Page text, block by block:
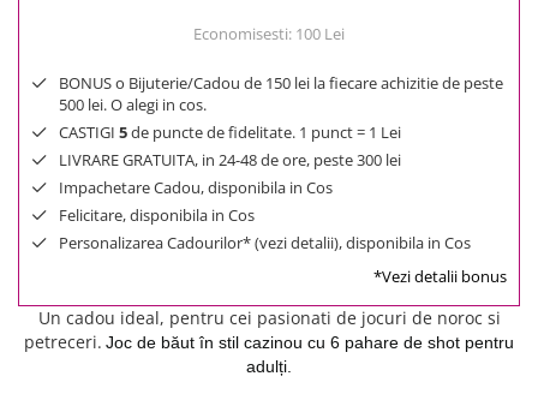
Economisesti: 100 Lei
BONUS o Bijuterie/Cadou de 150 lei la fiecare achizitie de peste
500 lei. O alegi in cos.
CASTIGI 5de puncte de fidelitate. 1 punct = 1 Lei
LIVRARE GRATUITA, in 24-48 de ore, peste 300 lei
Impachetare Cadou, disponibila in Cos
Felicitare, disponibila in Cos
Personalizarea Cadourilor* (vezi detalii), disponibila in Cos
*Vezi detalii bonus
Un cadou ideal, pentru cei pasionati de jocuri de noroc si
petreceri. Joc de băut în stil cazinou cu 6 pahare de shot pentru
adulți.